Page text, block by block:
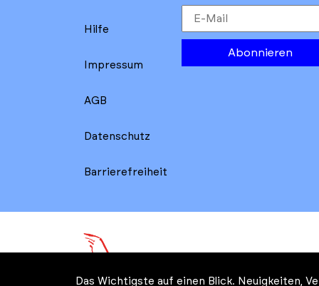
Hilfe
Impressum
AGB
Datenschutz
Barrierefreiheit
Abonnieren
Das Wichtigste auf einen Blick. Neuigkeiten,